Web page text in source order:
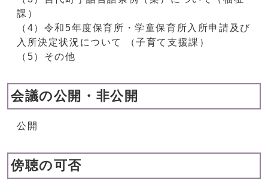
課）
（4）令和5年度保育所・学童保育所入所申請及び
入所決定状況について （子育て支援課）
（5）その他
会議の公開・非公開
公開
傍聴の可否